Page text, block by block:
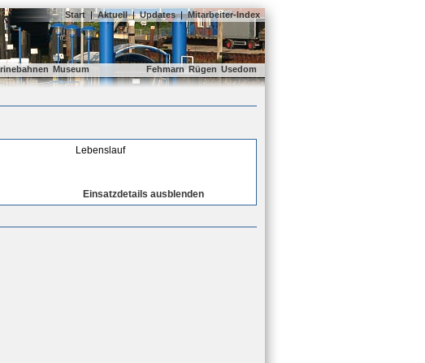
Start | Aktuell | Updates | Mitarbeiter-Index
Museum Fehmarn Rügen Usedom
Lebenslauf
Einsatzdetails ausblenden